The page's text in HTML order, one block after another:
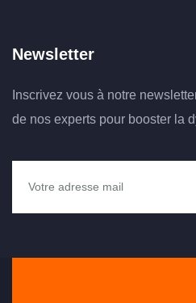
Newsletter
Inscrivez vous à notre
de nos experts pour booster la